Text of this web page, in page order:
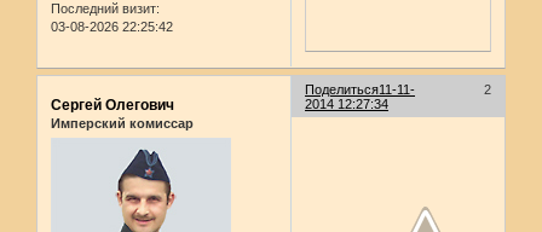
Последний визит:
03-08-2026 22:25:42
Поделиться 2
11-11-
2014 12:27:34
Сергей Олегович
Имперский комиссар